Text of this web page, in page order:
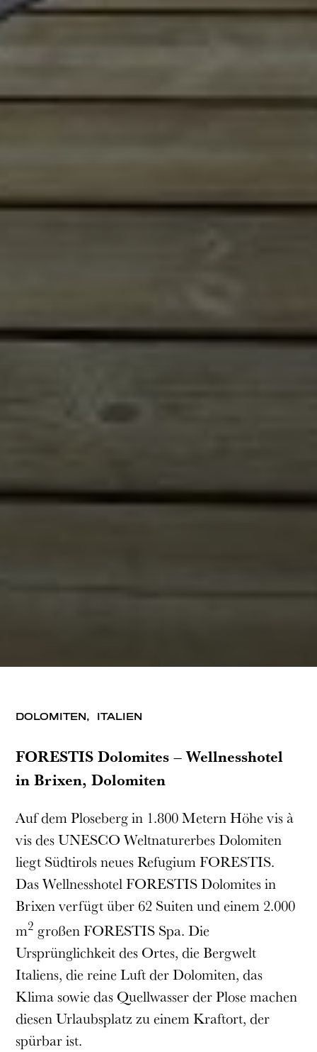
DOLOMITEN, ITALIEN
FORESTIS Dolomites – Wellnesshotel
in Brixen, Dolomiten
Auf dem Ploseberg in 1.800 Metern Höhe vis à
vis des UNESCO Weltnaturerbes Dolomiten
liegt Südtirols neues Refugium FORESTIS.
Das Wellnesshotel FORESTIS Dolomites in
Brixen verfügt über 62 Suiten und einem 2.000
m2 großen FORESTIS Spa. Die
Ursprünglichkeit des Ortes, die Bergwelt
Italiens, die reine Luft der Dolomiten, das
Klima sowie das Quellwasser der Plose machen
diesen Urlaubsplatz zu einem Kraftort, der
spürbar ist.